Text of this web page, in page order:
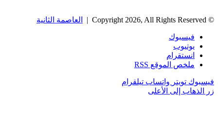
© Copyright 2026, All Rights Reserved | العاصمة الثانية
فيسبوك
يوتيوب
انستقرام
ملخص الموقع RSS
فيسبوك تويتر واتساب تيلقرام
زر الذهاب إلى الأعلى